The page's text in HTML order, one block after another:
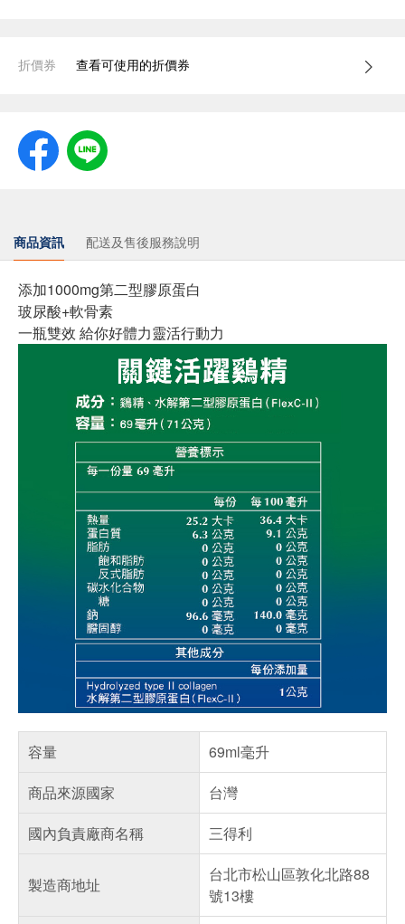
折價券 查看可使用的折價券
商品資訊 配送及售後服務說明
添加1000mg第二型膠原蛋白
玻尿酸+軟骨素
一瓶雙效 給你好體力靈活行動力
容量
69ml毫升
商品來源國家
台灣
國內負責廠商名稱
三得利
製造商地址
台北市松山區敦化北路88
號13樓